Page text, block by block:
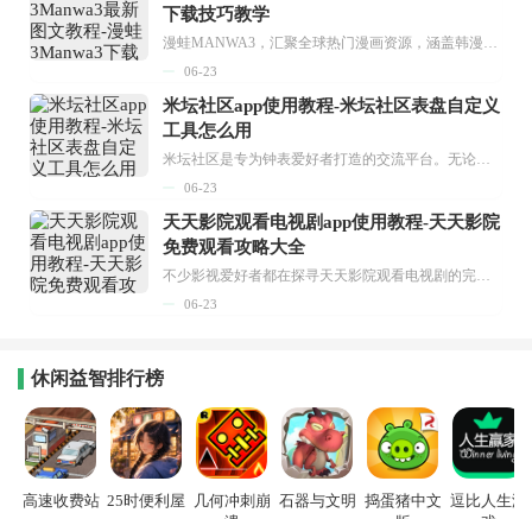
下载技巧教学
漫蛙MANWA3，汇聚全球热门漫画资源，涵盖韩漫、欧美漫画、国漫等多种类型，题材丰富多样，全方位满足用户阅读喜好。它不仅是阅读平台，更是创作平台，为广大用户打造零门槛创作环境。...
06-23
米坛社区app使用教程-米坛社区表盘自定义
工具怎么用
米坛社区是专为钟表爱好者打造的交流平台。无论你是初涉钟表领域的普通爱好者，还是拥有多年收藏经验的资深玩家，都能在此找到属于自己的天地。 无需注册，就能轻松参与其中。通过专业的讨论论坛与丰富的交互功能，你可与世界各地的钟表爱好者畅快交流。若你钟情于钟表，米坛社区无疑是值得一试的理想之选。在这里，你能获取最新的手表资讯，交流见解，提升鉴赏品味，让每一块手表都成为收藏故事中重要的一部分。感兴趣的朋友，不要错过下载机会。...
06-23
天天影院观看电视剧app使用教程-天天影院
免费观看攻略大全
不少影视爱好者都在探寻天天影院观看电视剧的完整方法，结合最新平台使用规则，本篇新手入门攻略全面讲解观看渠道、检索流程、播放设置以及画面模式调整等实用内容。全文适配手机、电脑等主流设备，步骤简洁易懂，无论是初次使用的新手，还是想要优化观影体验的用户，都能参照内容快速上手，熟练掌握平台各项操作技巧，轻松畅享影视内容。...
06-23
休闲益智排行榜
高速收费站 25时便利屋
几何冲刺崩 石器与文明 捣蛋猪中文 逗比人生游